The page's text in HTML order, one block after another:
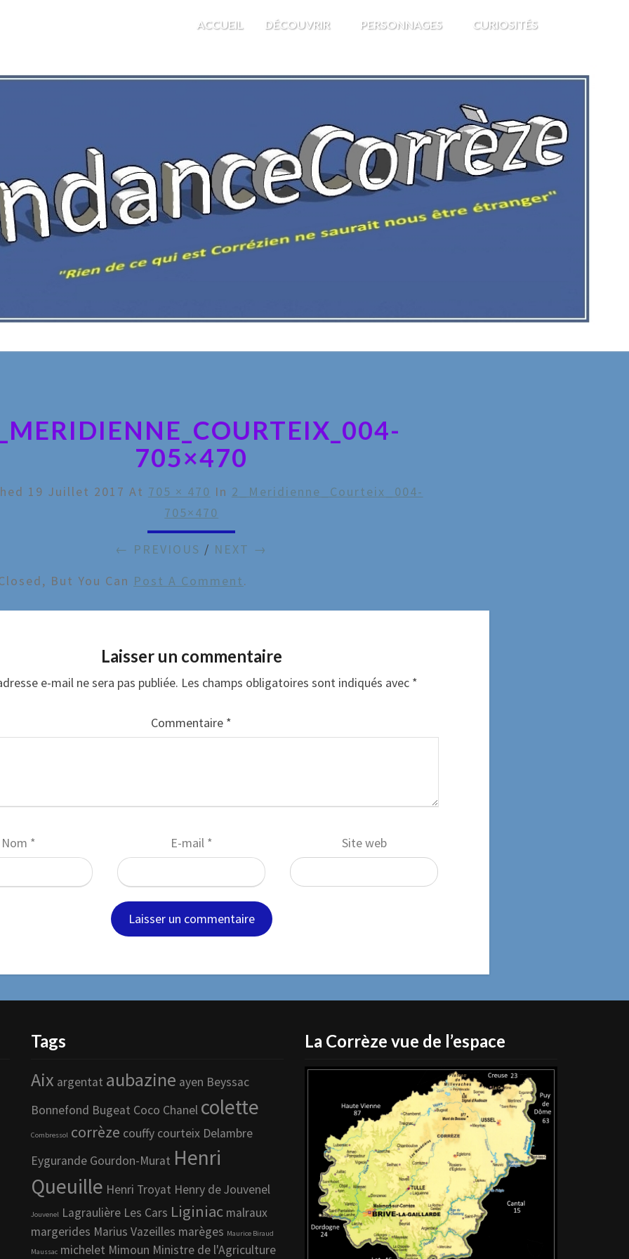
ACCUEIL DÉCOUVRIR PERSONNAGES CURIOSITÉS
705×470
19 Juillet 2017 At 705 × 470 In 2_Meridienne_Courteix_004-
705×470
← PREVIOUS / NEXT →
But You Can Post A Comment.
Laisser un commentaire
e-mail ne sera pas publiée. Les champs obligatoires sont indiqués avec *
Commentaire *
Nom * E-mail * Site web
Tags
Aix argentat aubazine ayen Beyssac
Bonnefond Bugeat Coco Chanel colette
Combressol corrèze couffy courteix Delambre
Eygurande Gourdon-Murat Henri
Queuille Henri Troyat Henry de Jouvenel
Jouvenel Lagraulière Les Cars Liginiac malraux
margerides Marius Vazeilles marèges Maurice Biraud
Maussac michelet Mimoun Ministre de l'Agriculture
La Corrèze vue de l’espace